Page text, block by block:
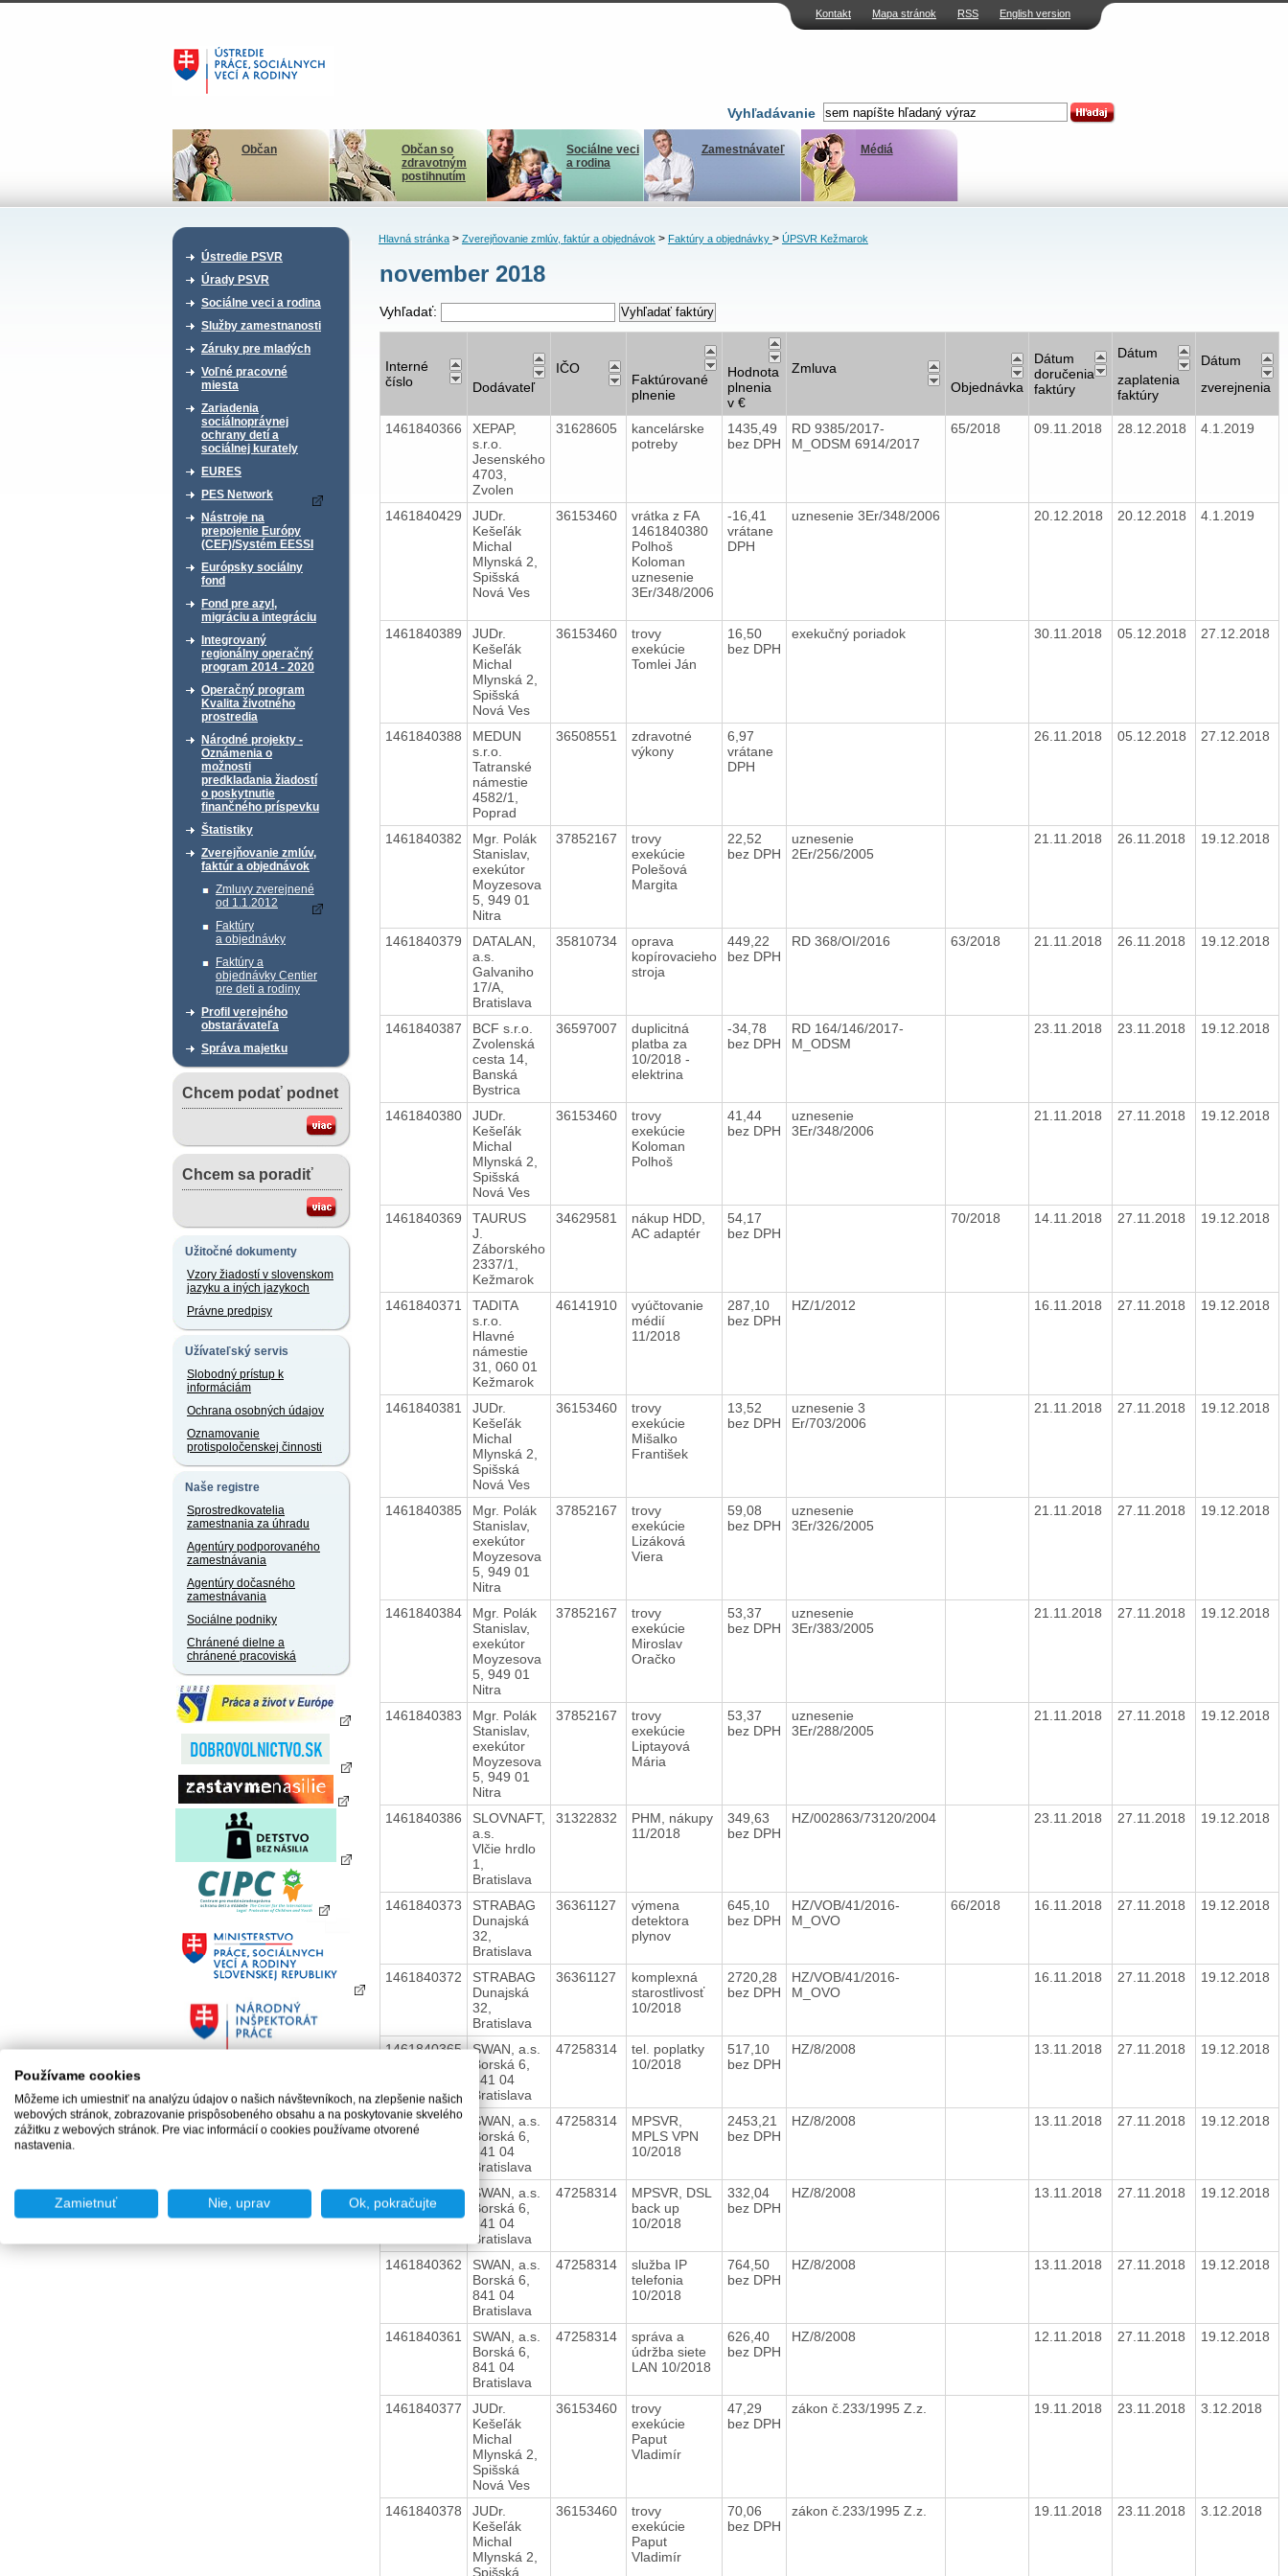
Kontakt Mapa stránok RSS English version
Vyhľadávanie
Občan
Občan so
zdravotným
postihnutím
Sociálne veci
a rodina
Zamestnávateľ Médiá
Ústredie PSVR
Úrady PSVR
Sociálne veci a rodina
Služby zamestnanosti
Záruky pre mladých
Voľné pracovné
miesta
Zariadenia
sociálnoprávnej
ochrany detí a
sociálnej kurately
EURES
PES Network
Nástroje na
prepojenie Európy
(CEF)/Systém EESSI
Európsky sociálny
fond
Fond pre azyl,
migráciu a integráciu
Integrovaný
regionálny operačný
program 2014 - 2020
Operačný program
Kvalita životného
prostredia
Národné projekty -
Oznámenia o
možnosti
predkladania žiadostí
o poskytnutie
finančného príspevku
Štatistiky
Zverejňovanie zmlúv,
faktúr a objednávok
Zmluvy zverejnené
od 1.1.2012
Faktúry
a objednávky
Faktúry a
objednávky Centier
pre deti a rodiny
Profil verejného
obstarávateľa
Správa majetku
Chcem podať podnet
Chcem sa poradiť
Užitočné dokumenty
Vzory žiadostí v slovenskom
jazyku a iných jazykoch
Právne predpisy
Užívateľský servis
Slobodný prístup k
informáciám
Ochrana osobných údajov
Oznamovanie
protispoločenskej činnosti
Naše registre
Sprostredkovatelia
zamestnania za úhradu
Agentúry podporovaného
zamestnávania
Agentúry dočasného
zamestnávania
Sociálne podniky
Chránené dielne a
chránené pracoviská
Hlavná stránka> Zverejňovanie zmlúv, faktúr a objednávok> Faktúry a objednávky > ÚPSVR Kežmarok
november 2018
Vyhľadať:
Interné
číslo
Dodávateľ
IČO
Faktúrované
plnenie
Hodnota
plnenia
v €
Zmluva
Objednávka
Dátum
doručenia
faktúry
Dátum
zaplatenia
faktúry
Dátum
zverejnenia
1461840366
XEPAP,
s.r.o.
Jesenského
4703,
Zvolen
31628605
kancelárske
potreby
1435,49
bez DPH
RD 9385/2017-
M_ODSM 6914/2017
65/2018 09.11.2018 28.12.2018 4.1.2019
1461840429
JUDr.
Kešeľák
Michal
Mlynská 2,
Spišská
Nová Ves
36153460
vrátka z FA
1461840380
Polhoš
Koloman
uznesenie
3Er/348/2006
-16,41
vrátane
DPH
uznesenie 3Er/348/2006 20.12.2018 20.12.2018 4.1.2019
1461840389
JUDr.
Kešeľák
Michal
Mlynská 2,
Spišská
Nová Ves
36153460
trovy
exekúcie
Tomlei Ján
16,50
bez DPH
exekučný poriadok 30.11.2018 05.12.2018 27.12.2018
1461840388
MEDUN
s.r.o.
Tatranské
námestie
4582/1,
Poprad
36508551
zdravotné
výkony
6,97
vrátane
DPH
26.11.2018 05.12.2018 27.12.2018
1461840382
Mgr. Polák
Stanislav,
exekútor
Moyzesova
5, 949 01
Nitra
37852167
trovy
exekúcie
Polešová
Margita
22,52
bez DPH
uznesenie
2Er/256/2005
21.11.2018 26.11.2018 19.12.2018
1461840379
DATALAN,
a.s.
Galvaniho
17/A,
Bratislava
35810734
oprava
kopírovacieho
stroja
449,22
bez DPH
RD 368/OI/2016 63/2018 21.11.2018 26.11.2018 19.12.2018
1461840387
BCF s.r.o.
Zvolenská
cesta 14,
Banská
Bystrica
36597007
duplicitná
platba za
10/2018 -
elektrina
-34,78
bez DPH
RD 164/146/2017-
M_ODSM
23.11.2018 23.11.2018 19.12.2018
1461840380
JUDr.
Kešeľák
Michal
Mlynská 2,
Spišská
Nová Ves
36153460
trovy
exekúcie
Koloman
Polhoš
41,44
bez DPH
uznesenie
3Er/348/2006
21.11.2018 27.11.2018 19.12.2018
1461840369
TAURUS
J.
Záborského
2337/1,
Kežmarok
34629581
nákup HDD,
AC adaptér
54,17
bez DPH
70/2018 14.11.2018 27.11.2018 19.12.2018
1461840371
TADITA
s.r.o.
Hlavné
námestie
31, 060 01
Kežmarok
46141910
vyúčtovanie
médií
11/2018
287,10
bez DPH
HZ/1/2012 16.11.2018 27.11.2018 19.12.2018
1461840381
JUDr.
Kešeľák
Michal
Mlynská 2,
Spišská
Nová Ves
36153460
trovy
exekúcie
Mišalko
František
13,52
bez DPH
uznesenie 3
Er/703/2006
21.11.2018 27.11.2018 19.12.2018
1461840385
Mgr. Polák
Stanislav,
exekútor
Moyzesova
5, 949 01
Nitra
37852167
trovy
exekúcie
Lizáková
Viera
59,08
bez DPH
uznesenie
3Er/326/2005
21.11.2018 27.11.2018 19.12.2018
1461840384
Mgr. Polák
Stanislav,
exekútor
Moyzesova
5, 949 01
Nitra
37852167
trovy
exekúcie
Miroslav
Oračko
53,37
bez DPH
uznesenie
3Er/383/2005
21.11.2018 27.11.2018 19.12.2018
1461840383
Mgr. Polák
Stanislav,
exekútor
Moyzesova
5, 949 01
Nitra
37852167
trovy
exekúcie
Liptayová
Mária
53,37
bez DPH
uznesenie
3Er/288/2005
21.11.2018 27.11.2018 19.12.2018
1461840386
SLOVNAFT,
a.s.
Vlčie hrdlo
1,
Bratislava
31322832
PHM, nákupy
11/2018
349,63
bez DPH
HZ/002863/73120/2004 23.11.2018 27.11.2018 19.12.2018
1461840373
STRABAG
Dunajská
32,
Bratislava
36361127
výmena
detektora
plynov
645,10
bez DPH
HZ/VOB/41/2016-
M_OVO
66/2018 16.11.2018 27.11.2018 19.12.2018
1461840372
STRABAG
Dunajská
32,
Bratislava
36361127
komplexná
starostlivosť
10/2018
2720,28
bez DPH
HZ/VOB/41/2016-
M_OVO
16.11.2018 27.11.2018 19.12.2018
1461840365
SWAN, a.s.
Borská 6,
841 04
Bratislava
47258314
tel. poplatky
10/2018
517,10
bez DPH
HZ/8/2008 13.11.2018 27.11.2018 19.12.2018
1461840364
SWAN, a.s.
Borská 6,
841 04
Bratislava
47258314
MPSVR,
MPLS VPN
10/2018
2453,21
bez DPH
HZ/8/2008 13.11.2018 27.11.2018 19.12.2018
1461840363
SWAN, a.s.
Borská 6,
841 04
Bratislava
47258314
MPSVR, DSL
back up
10/2018
332,04
bez DPH
HZ/8/2008 13.11.2018 27.11.2018 19.12.2018
1461840362
SWAN, a.s.
Borská 6,
841 04
Bratislava
47258314
služba IP
telefonia
10/2018
764,50
bez DPH
HZ/8/2008 13.11.2018 27.11.2018 19.12.2018
1461840361
SWAN, a.s.
Borská 6,
841 04
Bratislava
47258314
správa a
údržba siete
LAN 10/2018
626,40
bez DPH
HZ/8/2008 12.11.2018 27.11.2018 19.12.2018
1461840377
JUDr.
Kešeľák
Michal
Mlynská 2,
Spišská
Nová Ves
36153460
trovy
exekúcie
Paput
Vladimír
47,29
bez DPH
zákon č.233/1995 Z.z. 19.11.2018 23.11.2018 3.12.2018
1461840378
JUDr.
Kešeľák
Michal
Mlynská 2,
Spišská
36153460
trovy
exekúcie
Paput
Vladimír
70,06
bez DPH
zákon č.233/1995 Z.z. 19.11.2018 23.11.2018 3.12.2018
Používame cookies
Môžeme ich umiestniť na analýzu údajov o našich návštevníkoch, na zlepšenie našich
webových stránok, zobrazovanie prispôsobeného obsahu a na poskytovanie skvelého
zážitku z webových stránok. Pre viac informácií o cookies používame otvorené
nastavenia.
Zamietnuť Nie, uprav Ok, pokračujte